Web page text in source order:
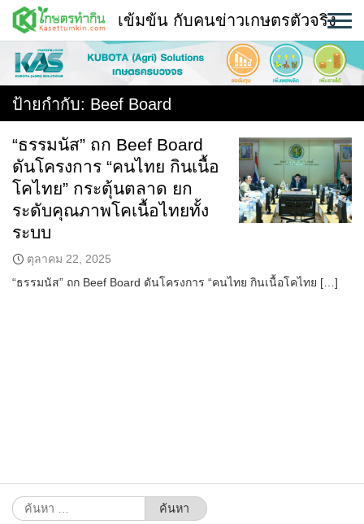
Skip
content
พืช
หน้าแรก
แวดวงเกษตร
ใคร ทำอะไร ที่ไหน
สถานีข่าววันนี้
เข้มข้น กับคนข่าวเกษตรตัวจริง
ป้ายกำกับ: Beef Board
“ธรรมนัส” ถก Beef Board
ดันโครงการ “คนไทย กินเนื้อ
โคไทย” กระตุ้นตลาด ยก
ระดับคุณภาพโคเนื้อไทยทั้ง
ระบบ
ตุลาคม 22, 2025
“ธรรมนัส” ถก Beef Board ดันโครงการ “คนไทย กินเนื้อโคไทย […]
ค้นหา